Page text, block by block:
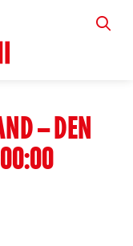
VIA
– DEN